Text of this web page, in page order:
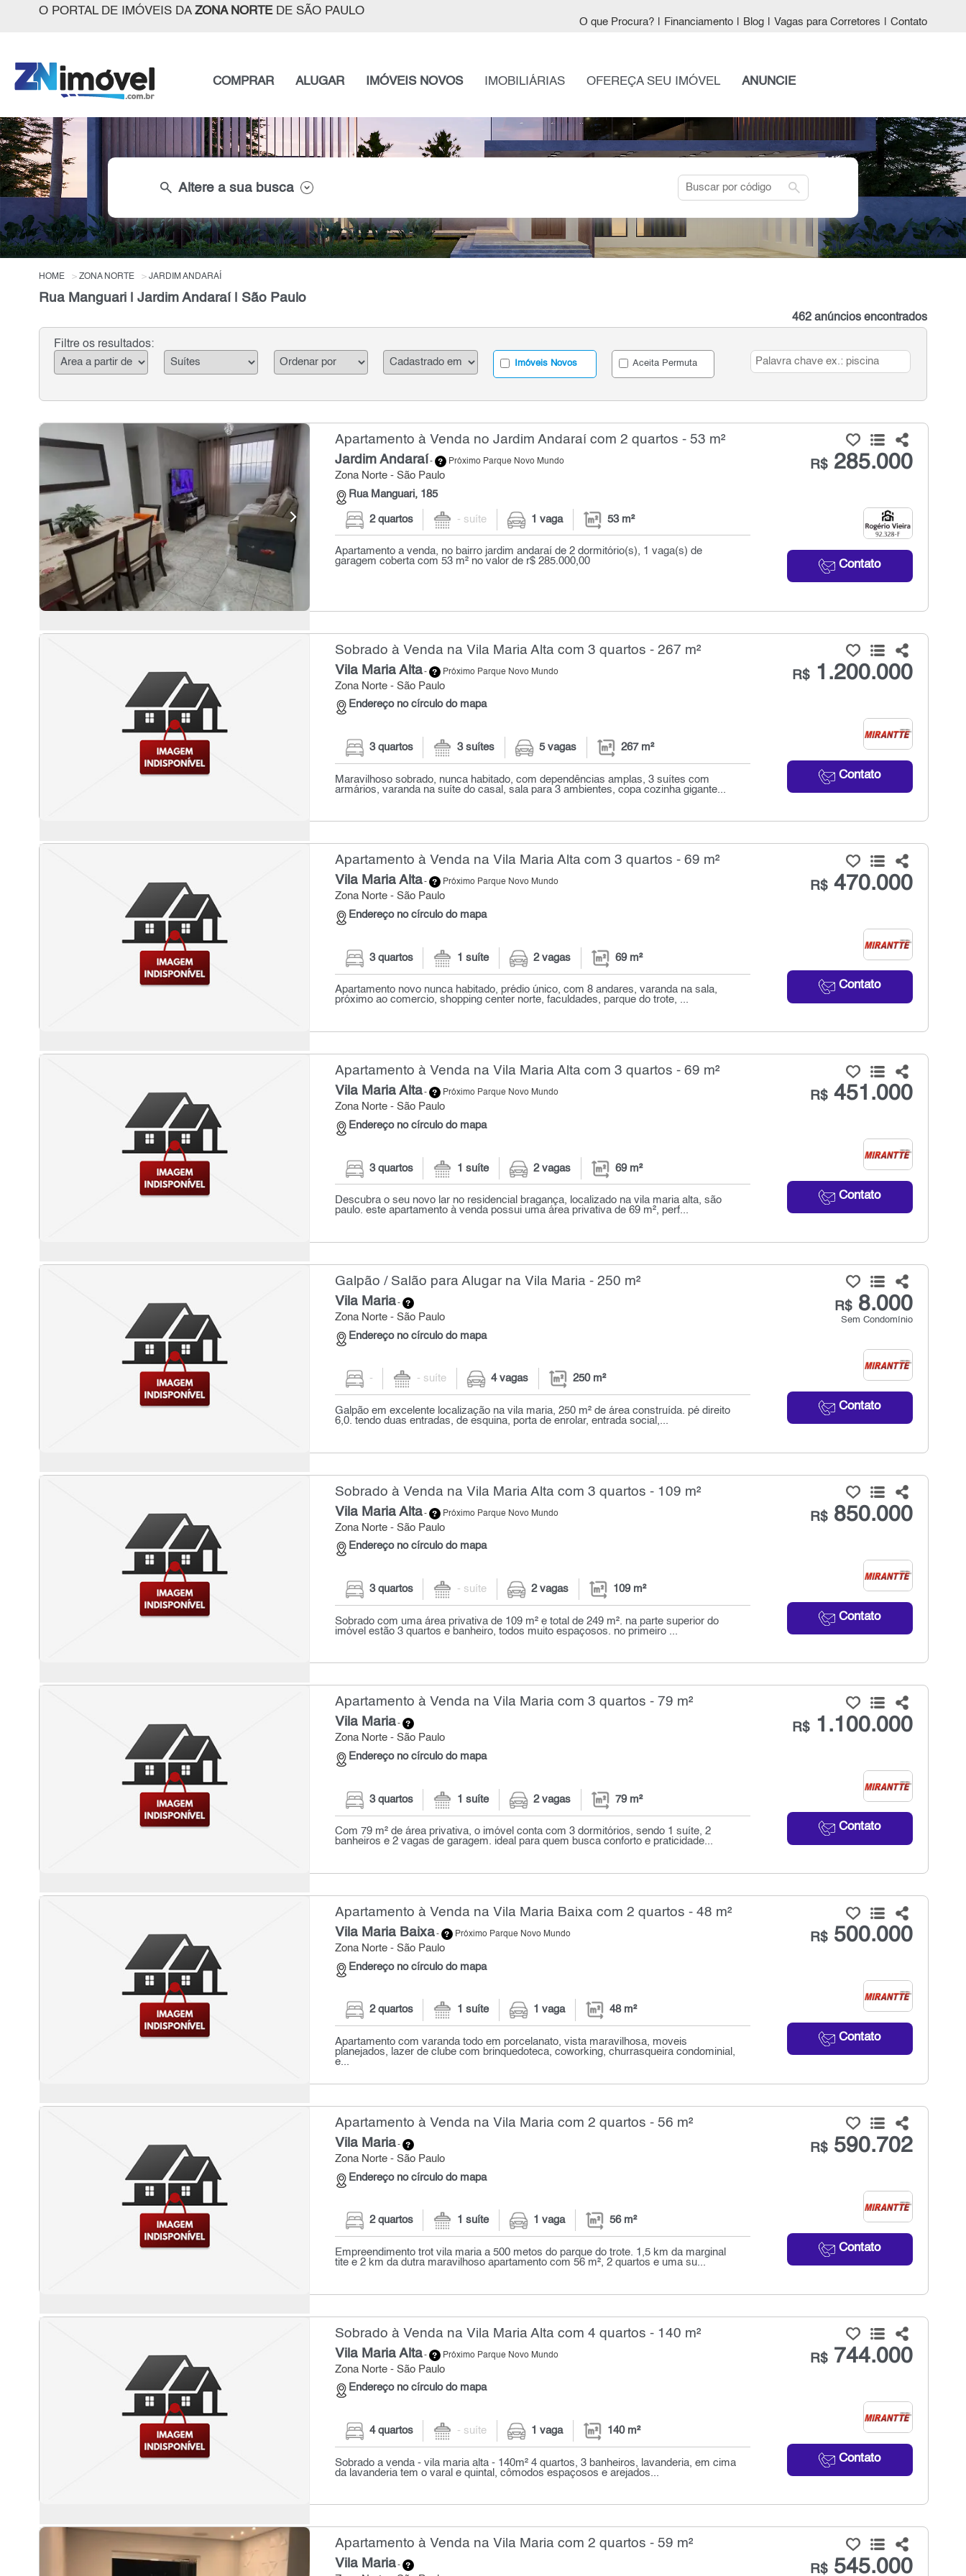
O PORTAL DE IMÓVEIS DA ZONA NORTEDE SÃO PAULO
O que Procura? Financiamento Blog Vagas para Corretores Contato
COMPRAR ALUGAR IMÓVEIS NOVOS IMOBILIÁRIAS OFEREÇA SEU IMÓVEL ANUNCIE
search Altere a sua busca search
HOME ZONA NORTE JARDIM ANDARAÍ
Rua Manguari | Jardim Andaraí | São Paulo
462 anúncios encontrados
Filtre os resultados:
Imóveis Novos Aceita Permuta
Apartamento à Venda no Jardim Andaraí com 2 quartos - 53 m²
Jardim Andaraí- Próximo Parque Novo Mundo
Zona Norte - São Paulo
Rua Manguari, 185
R$285.000
Contato
2 quartos - suíte 1 vaga 53 m²
Apartamento a venda, no bairro jardim andaraí de 2 dormitório(s), 1 vaga(s) de
garagem coberta com 53 m² no valor de r$ 285.000,00
Sobrado à Venda na Vila Maria Alta com 3 quartos - 267 m²
Vila Maria Alta- Próximo Parque Novo Mundo
Zona Norte - São Paulo
Endereço no círculo do mapa
R$1.200.000
Contato
3 quartos 3 suítes 5 vagas 267 m²
Maravilhoso sobrado, nunca habitado, com dependências amplas, 3 suítes com
armários, varanda na suíte do casal, sala para 3 ambientes, copa cozinha gigante...
Apartamento à Venda na Vila Maria Alta com 3 quartos - 69 m²
Vila Maria Alta- Próximo Parque Novo Mundo
Zona Norte - São Paulo
Endereço no círculo do mapa
R$470.000
Contato
3 quartos 1 suíte 2 vagas 69 m²
Apartamento novo nunca habitado, prédio único, com 8 andares, varanda na sala,
próximo ao comercio, shopping center norte, faculdades, parque do trote, ...
Apartamento à Venda na Vila Maria Alta com 3 quartos - 69 m²
Vila Maria Alta- Próximo Parque Novo Mundo
Zona Norte - São Paulo
Endereço no círculo do mapa
R$451.000
Contato
3 quartos 1 suíte 2 vagas 69 m²
Descubra o seu novo lar no residencial bragança, localizado na vila maria alta, são
paulo. este apartamento à venda possui uma área privativa de 69 m², perf...
Galpão / Salão para Alugar na Vila Maria - 250 m²
Vila Maria-
Zona Norte - São Paulo
Endereço no círculo do mapa
R$8.000
Sem Condomínio
Contato
- - suíte 4 vagas 250 m²
Galpão em excelente localização na vila maria, 250 m² de área construída. pé direito
6,0. tendo duas entradas, de esquina, porta de enrolar, entrada social,...
Sobrado à Venda na Vila Maria Alta com 3 quartos - 109 m²
Vila Maria Alta- Próximo Parque Novo Mundo
Zona Norte - São Paulo
Endereço no círculo do mapa
R$850.000
Contato
3 quartos - suíte 2 vagas 109 m²
Sobrado com uma área privativa de 109 m² e total de 249 m². na parte superior do
imóvel estão 3 quartos e banheiro, todos muito espaçosos. no primeiro ...
Apartamento à Venda na Vila Maria com 3 quartos - 79 m²
Vila Maria-
Zona Norte - São Paulo
Endereço no círculo do mapa
R$1.100.000
Contato
3 quartos 1 suíte 2 vagas 79 m²
Com 79 m² de área privativa, o imóvel conta com 3 dormitórios, sendo 1 suíte, 2
banheiros e 2 vagas de garagem. ideal para quem busca conforto e praticidade...
Apartamento à Venda na Vila Maria Baixa com 2 quartos - 48 m²
Vila Maria Baixa- Próximo Parque Novo Mundo
Zona Norte - São Paulo
Endereço no círculo do mapa
R$500.000
Contato
2 quartos 1 suíte 1 vaga 48 m²
Apartamento com varanda todo em porcelanato, vista maravilhosa, moveis
planejados, lazer de clube com brinquedoteca, coworking, churrasqueira condominial,
e...
Apartamento à Venda na Vila Maria com 2 quartos - 56 m²
Vila Maria-
Zona Norte - São Paulo
Endereço no círculo do mapa
R$590.702
Contato
2 quartos 1 suíte 1 vaga 56 m²
Empreendimento trot vila maria a 500 metos do parque do trote. 1,5 km da marginal
tite e 2 km da dutra maravilhoso apartamento com 56 m², 2 quartos e uma su...
Sobrado à Venda na Vila Maria Alta com 4 quartos - 140 m²
Vila Maria Alta- Próximo Parque Novo Mundo
Zona Norte - São Paulo
Endereço no círculo do mapa
R$744.000
Contato
4 quartos - suíte 1 vaga 140 m²
Sobrado a venda - vila maria alta - 140m² 4 quartos, 3 banheiros, lavanderia, em cima
da lavanderia tem o varal e quintal, cômodos espaçosos e arejados...
Apartamento à Venda na Vila Maria com 2 quartos - 59 m²
Vila Maria- R$545.000